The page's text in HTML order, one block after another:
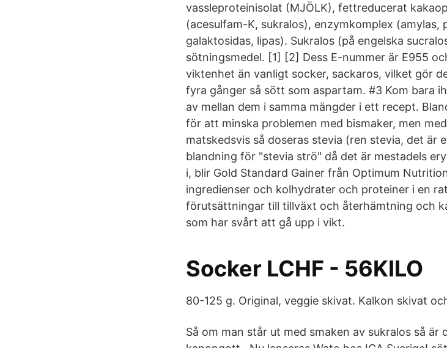
vassleproteinisolat (MJÖLK), fettreducerat
(acesulfam-K, sukralos), enzymkomplex (amylas,
galaktosidas, lipas). Sukralos (på engelska
sötningsmedel. [1] [2] Dess E-nummer är E955
viktenhet än vanligt socker, sackaros, vilket gör
fyra gånger så sött som aspartam. #3 Kom bara
av mellan dem i samma mängder i ett recept.
för att minska problemen med bismaker, men
matskedsvis så doseras stevia (ren stevia, det är
blandning för "stevia strö" då det är mestadels
i, blir Gold Standard Gainer från Optimum
ingredienser och kolhydrater och proteiner i en
förutsättningar till tillväxt och återhämtning och
som har svårt att gå upp i vikt.
Socker LCHF - 56KILO
80-125 g. Original, veggie skivat. Kalkon skivat
Så om man står ut med smaken av sukralos så